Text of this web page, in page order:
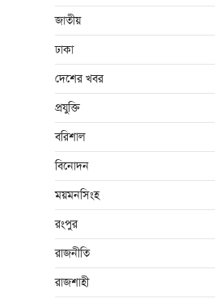
জাতীয়
ঢাকা
দেশের খবর
প্রযুক্তি
বরিশাল
বিনোদন
ময়মনসিংহ
রংপুর
রাজনীতি
রাজশাহী